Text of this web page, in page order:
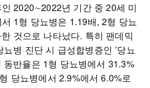
2020∼2022년 기간 중 20세 미
서 1형 당뇨병은 1.19배, 2형 당뇨
것으로 나타났다. 특히 팬데믹
병 진단 시 급성합병증인 ’당뇨
동반율은 1형 당뇨병에서 31.3%
당뇨병에서 2.9%에서 6.0%로